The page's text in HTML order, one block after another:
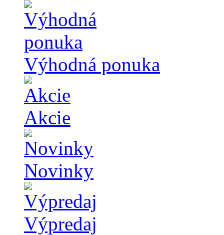
Výhodná ponuka
Akcie
Novinky
Výpredaj